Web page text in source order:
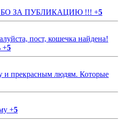
ЗА ПУБЛИКАЦИЮ !!! +5
пост, кошечка найдена!
+5
и прекрасным людям. Которые
+5